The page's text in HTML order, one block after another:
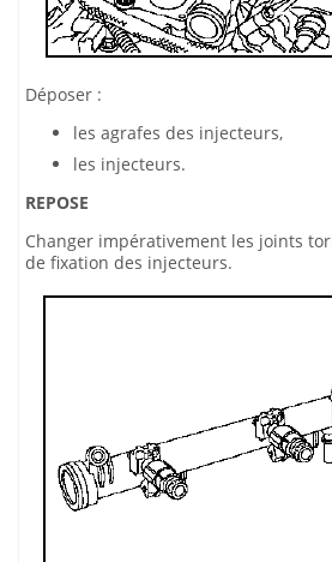
Déposer :
les agrafes des injecteurs,
les injecteurs.
REPOSE
Changer impérativement les joints
de fixation des injecteurs.